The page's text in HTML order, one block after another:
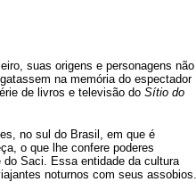
suas origens e personagens não
na memória do espectador
de livros e televisão do Sítio do
no sul do Brasil, em que é
o que lhe confere poderes
Saci. Essa entidade da cultura
noturnos com seus assobios.